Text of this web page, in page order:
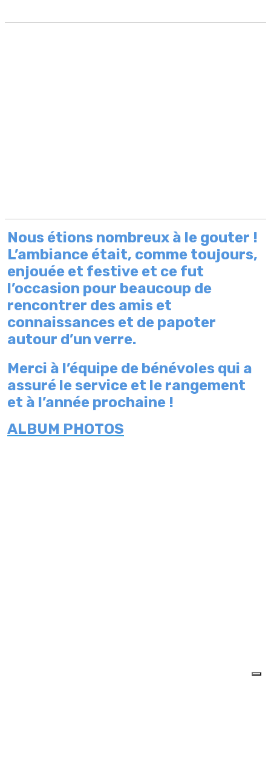
Nous étions nombreux à le gouter !
L’ambiance était, comme toujours,
enjouée et festive et ce fut
l’occasion pour beaucoup de
rencontrer des amis et
connaissances et de papoter
autour d’un verre.
Merci à l’équipe de bénévoles qui a
assuré le service et le rangement
et à l’année prochaine !
ALBUM PHOTOS